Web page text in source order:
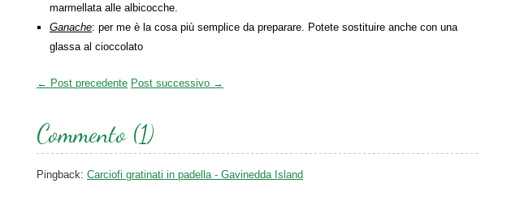
marmellata alle albicocche.
Ganache: per me è la cosa più semplice da preparare. Potete sostituire anche con una
glassa al cioccolato
← Post precedente Post successivo →
Commento (1)
Pingback: Carciofi gratinati in padella - Gavinedda Island